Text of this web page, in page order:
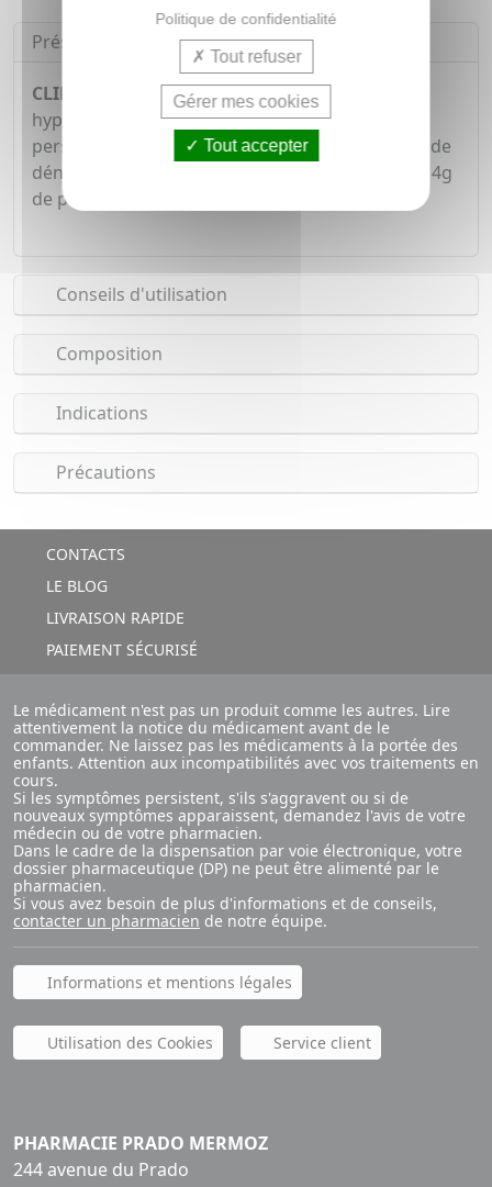
Présentation
CLINUTREN Ultra Fruityest une boisson
hyperprotéinée et hypercalorique destinée aux
personnes souffrants de dénutrition ou en voie de
dénutrition. Chaque brique apporte 300kcal et 14g
de protéines.
Conseils d'utilisation
Composition
Indications
Précautions
CONTACTS
LE BLOG
LIVRAISON RAPIDE
PAIEMENT SÉCURISÉ
Le médicament n'est pas un produit comme les autres. Lire
attentivement la notice du médicament avant de le
commander. Ne laissez pas les médicaments à la portée des
enfants. Attention aux incompatibilités avec vos traitements en
cours.
Si les symptômes persistent, s'ils s'aggravent ou si de
nouveaux symptômes apparaissent, demandez l'avis de votre
médecin ou de votre pharmacien.
Dans le cadre de la dispensation par voie électronique, votre
dossier pharmaceutique (DP) ne peut être alimenté par le
pharmacien.
Si vous avez besoin de plus d'informations et de conseils,
contacter un pharmacien de notre équipe.
Informations et mentions légales
Utilisation des Cookies Service client
PHARMACIE PRADO MERMOZ
244 avenue du Prado
Politique de confidentialité
Tout refuser
Gérer mes cookies
Tout accepter